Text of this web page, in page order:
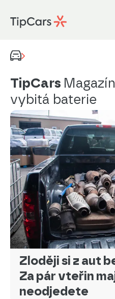
TipCars Magazín
vybitá baterie
Zloději si z aut
Za pár vteřin
neodjedete